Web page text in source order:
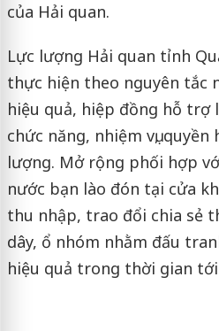
của Hải quan.
Lực lượng Hải quan tỉnh
thực hiện theo nguyên tắc
hiệu quả, hiệp đồng hỗ trợ
chức năng, nhiệm vụ,
lượng. Mở rộng phối hợp
nước bạn lào đón tại cửa
thu nhập, trao đổi chia sẻ
dây, ổ nhóm nhằm đấu
hiệu quả trong thời gian